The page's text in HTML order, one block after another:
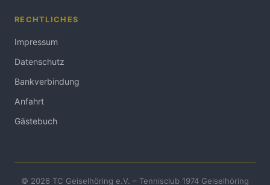
RECHTLICHES
Impressum
Datenschutz
Bankverbindung
Anfahrt
Gästebuch
© 2026 TC Geiselhöring e.V. – Tennisclub 1974 Geiselhöring